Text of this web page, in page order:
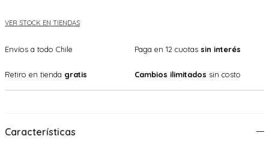
VER STOCK EN TIENDAS
Envíos a todo Chile Paga en 12 cuotas sin interés
Retiro en tienda gratis Cambios ilimitados sin costo
Características